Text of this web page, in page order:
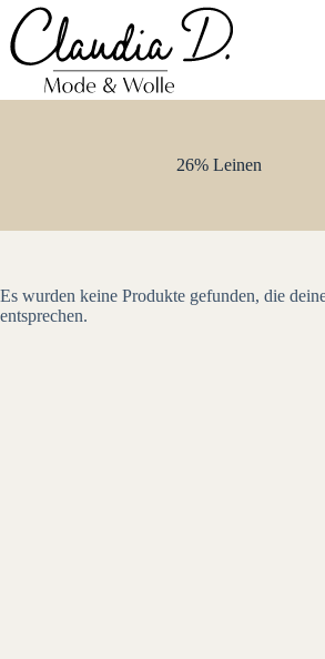
Zum
Inhalt
springen
26% Leinen
Es wurden keine Produkte gefunden, die
entsprechen.